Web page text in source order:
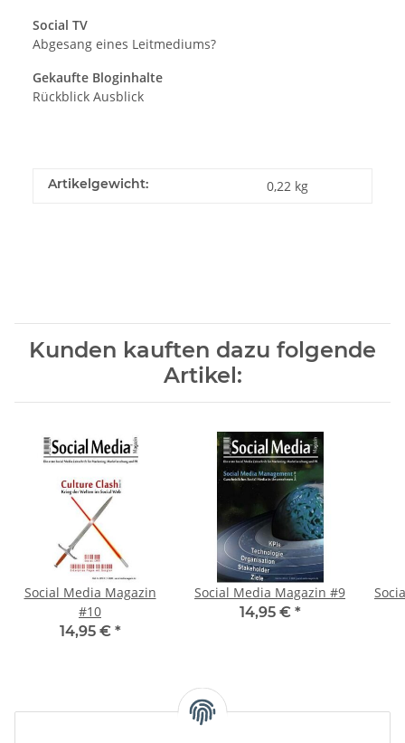
Social TV
Abgesang eines Leitmediums?
Gekaufte Bloginhalte
Rückblick Ausblick
Artikelgewicht: 0,22 kg
Kunden kauften dazu folgende
Artikel:
Social Media Magazin
#10
14,95 € *
Social Media Magazin #9
14,95 € *